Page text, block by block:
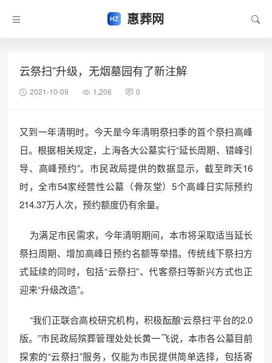
惠葬网
云祭扫”升级，无烟墓园有了新注解
2021-10-09 1,206 0
又到一年清明时。今天是今年清明祭扫季的首个祭扫高峰
日。根据相关规定，上海各大公墓实行“延长周期、错峰引
导、高峰预约”。市民政局提供的数据显示，截至昨天16
时，全市54家经营性公墓（骨灰堂）5个高峰日实际预约
214.37万人次，预约额度仍有余量。
为满足市民需求，今年清明期间，本市将采取适当延长
祭扫周期、增加高峰日预约名额等举措。传统线下祭扫方
式延续的同时，包括“云祭扫”、代客祭扫等新兴方式也正
迎来“升级改造”。
“我们正联合高校研究机构，积极酝酿‘云祭扫’平台的2.0
版。”市民政局殡葬管理处处长黄一飞说，本市各公墓目前
探索的“云祭扫”服务，仅能为市民提供简单选择，包括寄